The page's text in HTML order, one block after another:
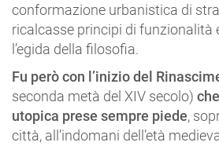
conformazione urbanistica di
ricalcasse principi di funzionalità
l’egida della filosofia.
Fu però con l’inizio del
seconda metà del XIV secolo)
utopica prese sempre piede,
città, all’indomani dell’età